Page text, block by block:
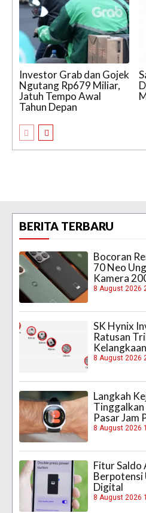
Investor Grab dan Gojek
Ngutang Rp679 Miliar,
Jatuh Tempo Awal
Tahun Depan
BERITA TERBARU
Bocoran
70 Neo
Kamera
8 August 2026
SK Hynix
Ratusan
8 August 2026
Langkah
Tinggalkan
Pasar Jam
8 August 2026
Fitur Saldo
Berpotensi
Digital
8 August 2026